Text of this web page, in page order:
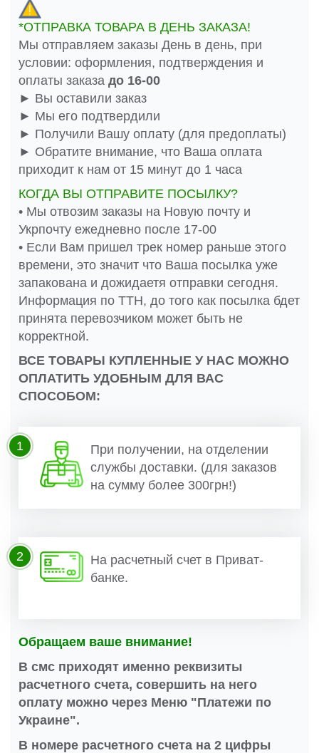
*ОТПРАВКА ТОВАРА В ДЕНЬ ЗАКАЗА!
Мы отправляем заказы День в день, при
условии: оформления, подтверждения и
оплаты заказа до 16-00
► Вы оставили заказ
► Мы его подтвердили
► Получили Вашу оплату (для предоплаты)
► Обратите внимание, что Ваша оплата
приходит к нам от 15 минут до 1 часа
КОГДА ВЫ ОТПРАВИТЕ ПОСЫЛКУ?
• Мы отвозим заказы на Новую почту и
Укрпочту ежедневно после 17-00
• Если Вам пришел трек номер раньше этого
времени, это значит что Ваша посылка уже
запакована и дожидаетя отправки сегодня.
Информация по ТТН, до того как посылка бдет
принята перевозчиком может быть не
корректной.
ВСЕ ТОВАРЫ КУПЛЕННЫЕ У НАС МОЖНО
ОПЛАТИТЬ УДОБНЫМ ДЛЯ ВАС
СПОСОБОМ:
При получении, на отделении
службы доставки. (для заказов
на сумму более 300грн!)
1
На расчетный счет в Приват-
банке.
2
Обращаем ваше внимание!
В смс приходят именно реквизиты
расчетного счета, совершить на него
оплату можно через Меню "Платежи по
Украине".
В номере расчетного счета на 2 цифры